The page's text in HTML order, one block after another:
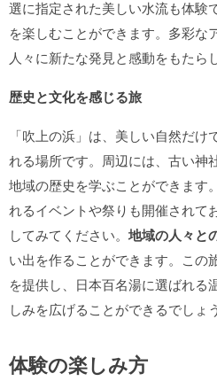
選に指定された美しい水流も体験
を楽しむことができます。多彩な
人々に新たな発見と感動をもたら
歴史と文化を感じる旅
「吹上の浜」は、美しい自然だ
れる場所です。周辺には、古い神
地域の歴史を学ぶことができます
れるイベントや祭りも開催されて
してみてください。 地域の人々と
い出を作ることができます。この
を提供し、日本百名湯に選ばれる
しみを広げることができるでしょう
体験の楽しみ方